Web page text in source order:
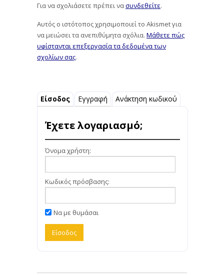
Για να σχολιάσετε πρέπει νασυνδεθείτε.
Αυτός ο ιστότοπος χρησιμοποιεί το Akismet για
να μειώσει τα ανεπιθύμητα σχόλια. Μάθετε πώς
υφίστανται επεξεργασία τα δεδομένα των
σχολίων σας.
Είσοδος Εγγραφή Ανάκτηση κωδικού
Έχετε λογαριασμό;
Όνομα χρήστη:
Κωδικός πρόσβασης:
Να με θυμάσαι